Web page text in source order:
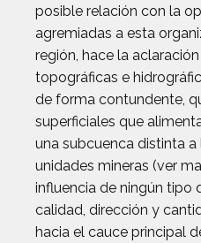
posible relación con la
agremiadas a esta
región, hace la
topográficas e
de forma contundente,
superficiales que
una subcuenca distinta
unidades mineras (ver
influencia de ningún tipo
calidad, dirección y
hacia el cauce principal